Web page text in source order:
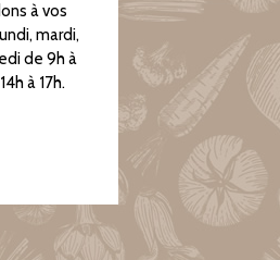
à vos
mardi,
de 9h à
à 17h.